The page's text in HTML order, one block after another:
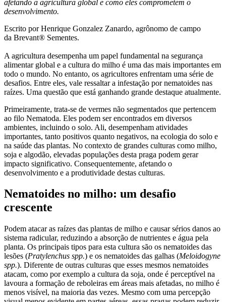
afetando a agricultura global e como eles comprometem o
desenvolvimento.
Escrito por Henrique Gonzalez Zanardo, agrônomo de campo
da Brevant® Sementes.
A agricultura desempenha um papel fundamental na segurança
alimentar global e a cultura do milho é uma das mais importantes em
todo o mundo. No entanto, os agricultores enfrentam uma série de
desafios. Entre eles, vale ressaltar a infestação por nematoides nas
raízes. Uma questão que está ganhando grande destaque atualmente.
Primeiramente, trata-se de vermes não segmentados que pertencem
ao filo Nematoda. Eles podem ser encontrados em diversos
ambientes, incluindo o solo. Ali, desempenham atividades
importantes, tanto positivos quanto negativos, na ecologia do solo e
na saúde das plantas. No contexto de grandes culturas como milho,
soja e algodão, elevadas populações desta praga podem gerar
impacto significativo. Consequentemente, afetando o
desenvolvimento e a produtividade destas culturas.
Nematoides no milho: um desafio
crescente
Podem atacar as raízes das plantas de milho e causar sérios danos ao
sistema radicular, reduzindo a absorção de nutrientes e água pela
planta. Os principais tipos para esta cultura são os nematoides das
lesões (Pratylenchus spp.) e os nematoides das galhas (Meloidogyne
spp.). Diferente de outras culturas que esses mesmos nematoides
atacam, como por exemplo a cultura da soja, onde é perceptível na
lavoura a formação de reboleiras em áreas mais afetadas, no milho é
menos visível, na maioria das vezes. Mesmo com uma percepção